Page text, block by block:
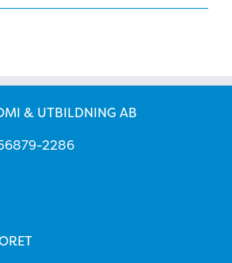
& UTBILDNING AB
2286